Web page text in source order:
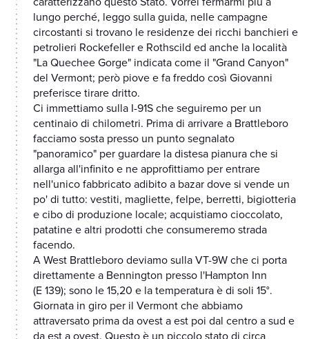
lungo perché, leggo sulla guida, nelle campagne
circostanti si trovano le residenze dei ricchi banchieri e
petrolieri Rockefeller e Rothscild ed anche la località
"La Quechee Gorge" indicata come il "Grand Canyon"
del Vermont; però piove e fa freddo così Giovanni
preferisce tirare dritto.
Ci immettiamo sulla I-91S che seguiremo per un
centinaio di chilometri. Prima di arrivare a Brattleboro
facciamo sosta presso un punto segnalato
"panoramico" per guardare la distesa pianura che si
allarga all'infinito e ne approfittiamo per entrare
nell'unico fabbricato adibito a bazar dove si vende un
po' di tutto: vestiti, magliette, felpe, berretti, bigiotteria
e cibo di produzione locale; acquistiamo cioccolato,
patatine e altri prodotti che consumeremo strada
facendo.
A West Brattleboro deviamo sulla VT-9W che ci porta
direttamente a Bennington presso l'Hampton Inn
(E 139); sono le 15,20 e la temperatura è di soli 15°.
Giornata in giro per il Vermont che abbiamo
attraversato prima da ovest a est poi dal centro a sud e